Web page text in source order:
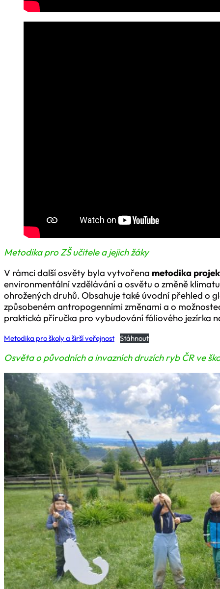
Metodika pro ZŠ učitele a jejich žáky
V rámci další osvěty byla vytvořena metodika
environmentální vzdělávání a osvětu o změně
ohrožených druhů. Obsahuje také úvodní přehled o
způsobeném antropogenními změnami a o
praktická příručka pro vybudování fóliového jezírka
Metodika pro školy a širší veřejnost Stáhnout
Osvěta o původních a invazních druzích ryb ČR ve